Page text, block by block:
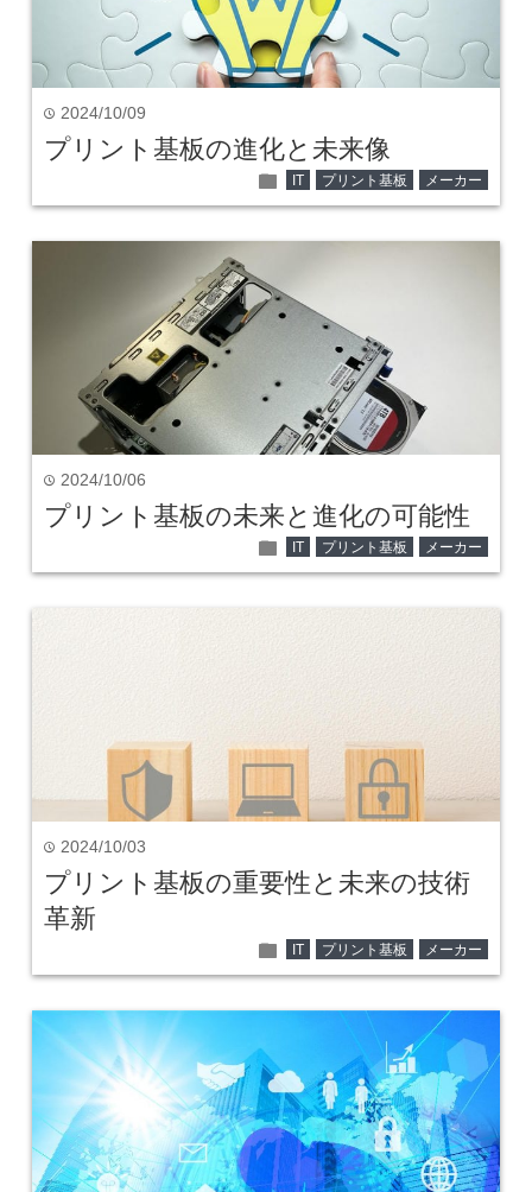
time 2024/10/09
プリント基板の進化と未来像
folder IT プリント基板 メーカー
time 2024/10/06
プリント基板の未来と進化の可能性
folder IT プリント基板 メーカー
time 2024/10/03
プリント基板の重要性と未来の技術
革新
folder IT プリント基板 メーカー